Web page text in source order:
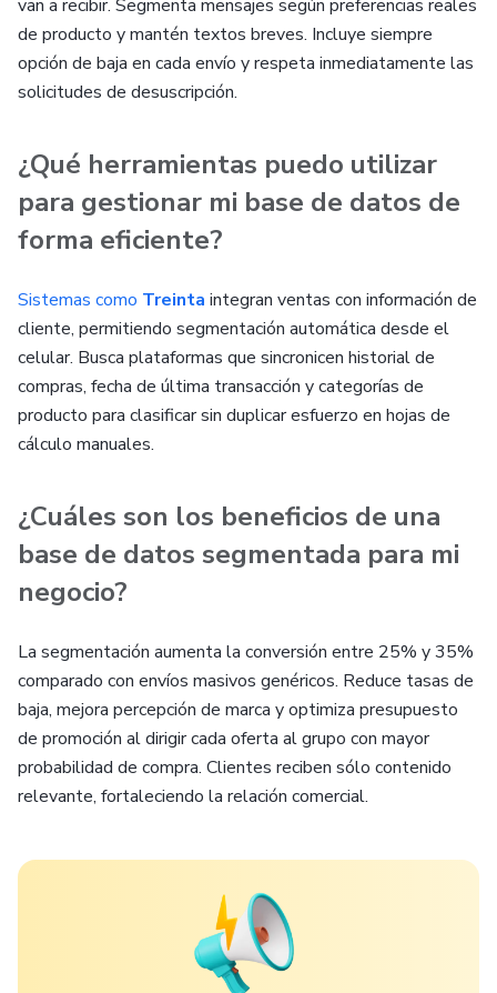
van a recibir. Segmenta mensajes según preferencias reales
de producto y mantén textos breves. Incluye siempre
opción de baja en cada envío y respeta inmediatamente las
solicitudes de desuscripción.
¿Qué herramientas puedo utilizar
para gestionar mi base de datos de
forma eficiente?
Sistemas como Treinta integran ventas con información de
cliente, permitiendo segmentación automática desde el
celular. Busca plataformas que sincronicen historial de
compras, fecha de última transacción y categorías de
producto para clasificar sin duplicar esfuerzo en hojas de
cálculo manuales.
¿Cuáles son los beneficios de una
base de datos segmentada para mi
negocio?
La segmentación aumenta la conversión entre 25% y 35%
comparado con envíos masivos genéricos. Reduce tasas de
baja, mejora percepción de marca y optimiza presupuesto
de promoción al dirigir cada oferta al grupo con mayor
probabilidad de compra. Clientes reciben sólo contenido
relevante, fortaleciendo la relación comercial.